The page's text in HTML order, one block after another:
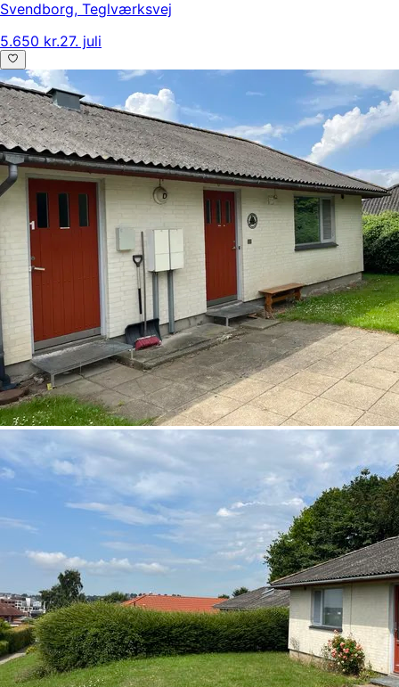
Svendborg, Teglværksvej
5.650 kr.27. juli